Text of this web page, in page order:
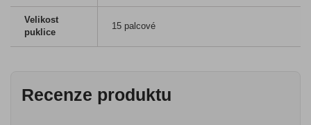
Velikost
puklice
15 palcové
Recenze produktu